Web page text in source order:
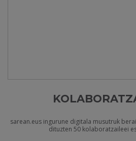
sarean.eus ingurune digitala musutruk
dituzten 50 kolaboratzaileei